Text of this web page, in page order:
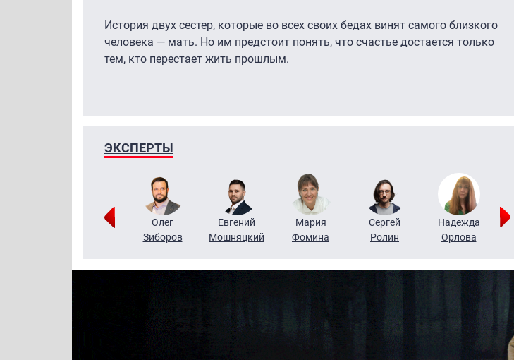
История двух сестер, которые во всех своих бедах винят самого близкого
человека — мать. Но им предстоит понять, что счастье достается только
тем, кто перестает жить прошлым.
ЭКСПЕРТЫ
Григорий
Олег
Зиборов
Евгений
Мошняцкий
Мария
Фомина
Сергей
Ролин
Надежда
Орлова